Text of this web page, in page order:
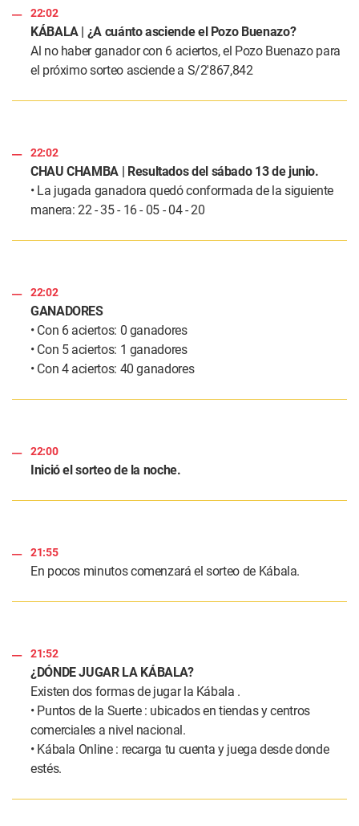
22:02
KÁBALA | ¿A cuánto asciende el Pozo Buenazo?
Al no haber ganador con 6 aciertos, el Pozo Buenazo para
el próximo sorteo asciende a S/2'867,842
22:02
CHAU CHAMBA | Resultados del sábado 13 de junio.
• La jugada ganadora quedó conformada de la siguiente
manera: 22 - 35 - 16 - 05 - 04 - 20
22:02
GANADORES
• Con 6 aciertos: 0 ganadores
• Con 5 aciertos: 1 ganadores
• Con 4 aciertos: 40 ganadores
22:00
Inició el sorteo de la noche.
21:55
En pocos minutos comenzará el sorteo de Kábala.
21:52
¿DÓNDE JUGAR LA KÁBALA?
Existen dos formas de jugar la Kábala .
• Puntos de la Suerte : ubicados en tiendas y centros
comerciales a nivel nacional.
• Kábala Online : recarga tu cuenta y juega desde donde
estés.